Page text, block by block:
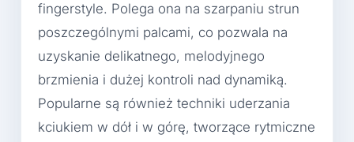
fingerstyle. Polega ona na szarpaniu strun
poszczególnymi palcami, co pozwala na
uzyskanie delikatnego, melodyjnego
brzmienia i dużej kontroli nad dynamiką.
Popularne są również techniki uderzania
kciukiem w dół i w górę, tworzące rytmiczne